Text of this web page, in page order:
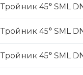
Тройник 45° SML
Тройник 45° SML
Тройник 45° SML